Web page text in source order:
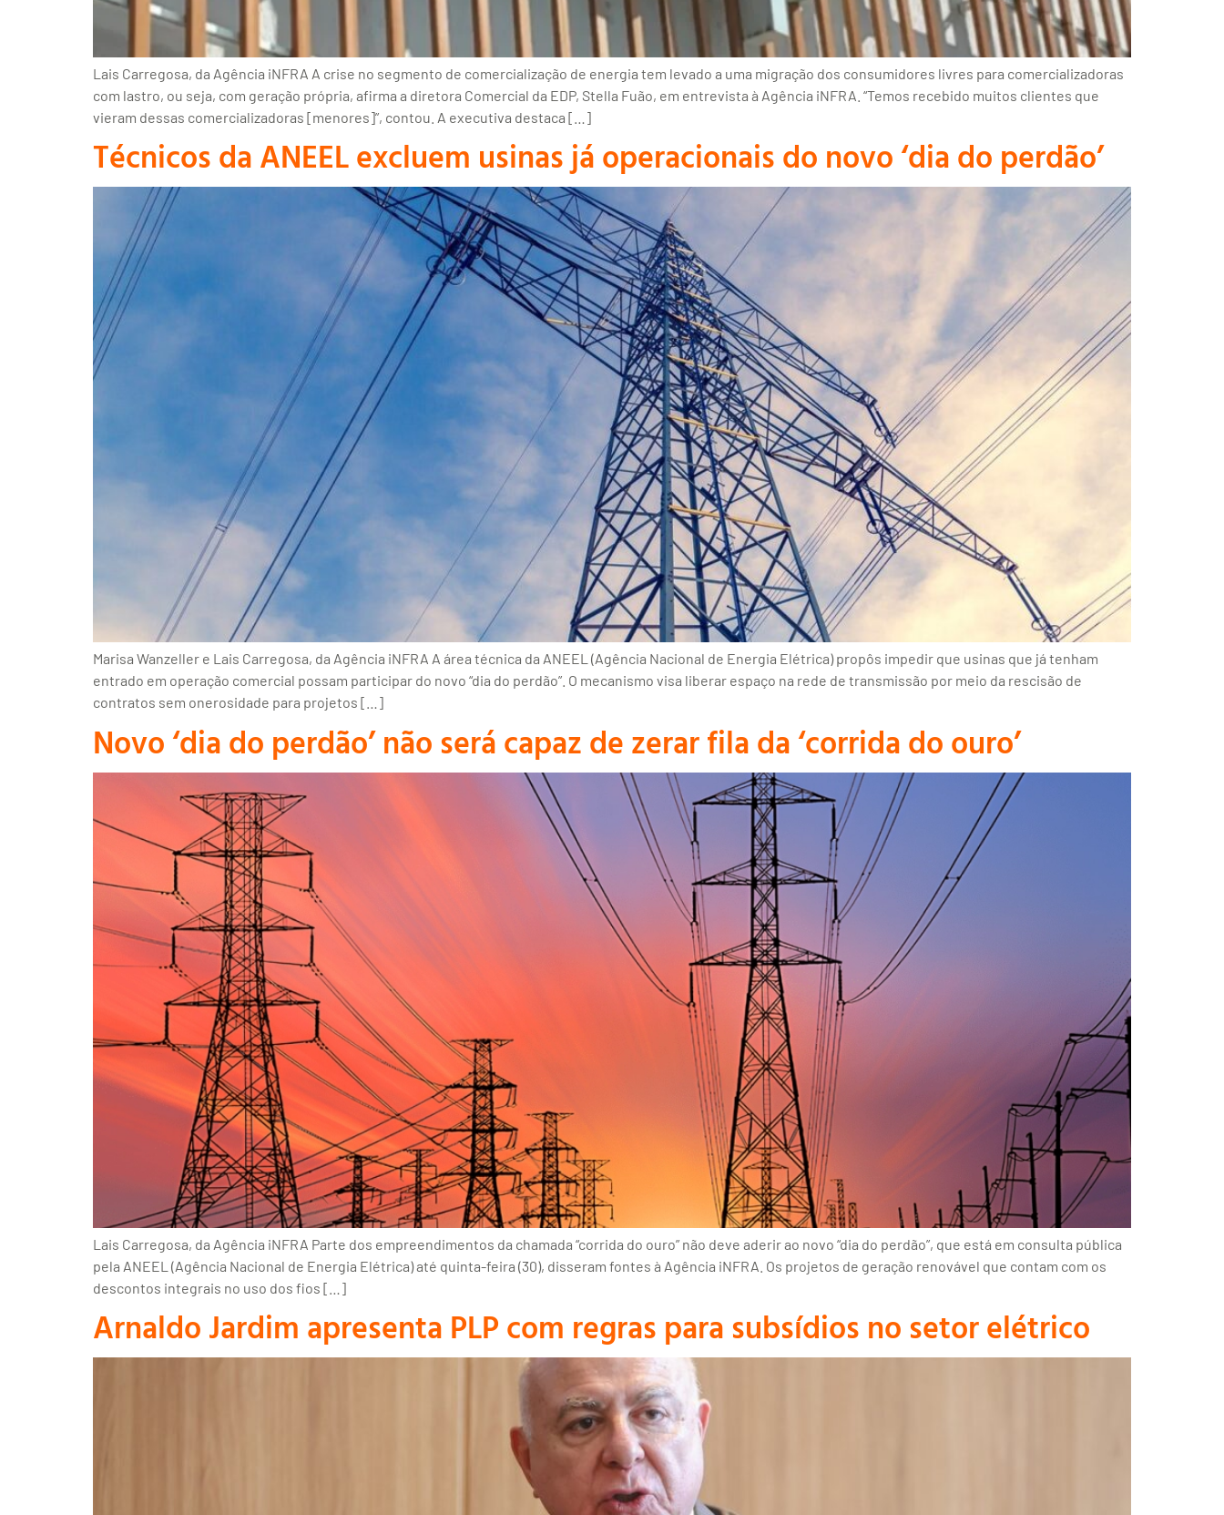
Lais Carregosa, da Agência iNFRA A crise no segmento de comercialização de energia tem levado a uma migração dos consumidores livres para comercializadoras
com lastro, ou seja, com geração própria, afirma a diretora Comercial da EDP, Stella Fuão, em entrevista à Agência iNFRA. “Temos recebido muitos clientes que
vieram dessas comercializadoras [menores]”, contou. A executiva destaca […]
Técnicos da ANEEL excluem usinas já operacionais do novo ‘dia do perdão’
Marisa Wanzeller e Lais Carregosa, da Agência iNFRA A área técnica da ANEEL (Agência Nacional de Energia Elétrica) propôs impedir que usinas que já tenham
entrado em operação comercial possam participar do novo “dia do perdão”. O mecanismo visa liberar espaço na rede de transmissão por meio da rescisão de
contratos sem onerosidade para projetos […]
Novo ‘dia do perdão’ não será capaz de zerar fila da ‘corrida do ouro’
Lais Carregosa, da Agência iNFRA Parte dos empreendimentos da chamada “corrida do ouro” não deve aderir ao novo “dia do perdão”, que está em consulta pública
pela ANEEL (Agência Nacional de Energia Elétrica) até quinta-feira (30), disseram fontes à Agência iNFRA. Os projetos de geração renovável que contam com os
descontos integrais no uso dos fios […]
Arnaldo Jardim apresenta PLP com regras para subsídios no setor elétrico